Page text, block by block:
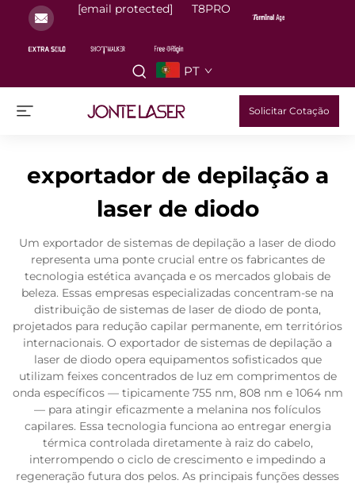
[email protected] T8PRO
PT
Solicitar Cotação
exportador de depilação a
laser de diodo
Um exportador de sistemas de depilação a laser de diodo
representa uma ponte crucial entre os fabricantes de
tecnologia estética avançada e os mercados globais de
beleza. Essas empresas especializadas concentram-se na
distribuição de sistemas de laser de diodo de ponta,
projetados para redução capilar permanente, em territórios
internacionais. O exportador de sistemas de depilação a
laser de diodo opera equipamentos sofisticados que
utilizam feixes concentrados de luz em comprimentos de
onda específicos — tipicamente 755 nm, 808 nm e 1064 nm
— para atingir eficazmente a melanina nos folículos
capilares. Essa tecnologia funciona ao entregar energia
térmica controlada diretamente à raiz do cabelo,
interrompendo o ciclo de crescimento e impedindo a
regeneração futura dos pelos. As principais funções desses